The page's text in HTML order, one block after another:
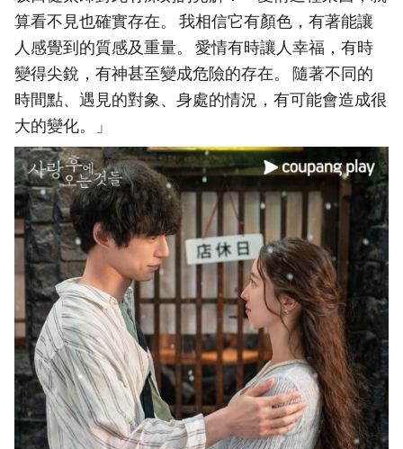
算看不見也確實存在。 我相信它有顏色，有著能讓
人感覺到的質感及重量。 愛情有時讓人幸福，有時
變得尖銳，有神甚至變成危險的存在。 隨著不同的
時間點、遇見的對象、身處的情況，有可能會造成很
大的變化。」